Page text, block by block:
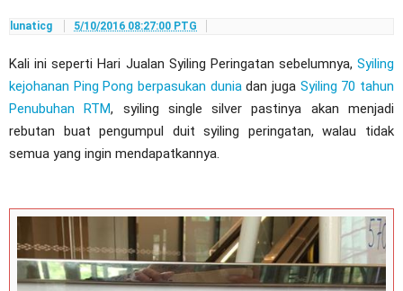
lunaticg 5/10/2016 08:27:00 PTG
Kali ini seperti Hari Jualan Syiling Peringatan sebelumnya, Syiling
kejohanan Ping Pong berpasukan duniadan juga Syiling 70 tahun
Penubuhan RTM, syiling single silver pastinya akan menjadi
rebutan buat pengumpul duit syiling peringatan, walau tidak
semua yang ingin mendapatkannya.